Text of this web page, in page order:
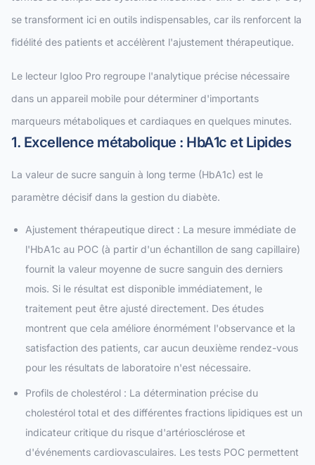
se transforment ici en outils indispensables, car ils renforcent la
fidélité des patients et accélèrent l'ajustement thérapeutique.
Le lecteur Igloo Pro regroupe l'analytique précise nécessaire
dans un appareil mobile pour déterminer d'importants
marqueurs métaboliques et cardiaques en quelques minutes.
1. Excellence métabolique : HbA1c et Lipides
La valeur de sucre sanguin à long terme (HbA1c) est le
paramètre décisif dans la gestion du diabète.
Ajustement thérapeutique direct : La mesure immédiate de
l'HbA1c au POC (à partir d'un échantillon de sang capillaire)
fournit la valeur moyenne de sucre sanguin des derniers
mois. Si le résultat est disponible immédiatement, le
traitement peut être ajusté directement. Des études
montrent que cela améliore énormément l'observance et la
satisfaction des patients, car aucun deuxième rendez-vous
pour les résultats de laboratoire n'est nécessaire.
Profils de cholestérol : La détermination précise du
cholestérol total et des différentes fractions lipidiques est un
indicateur critique du risque d'artériosclérose et
d'événements cardiovasculaires. Les tests POC permettent